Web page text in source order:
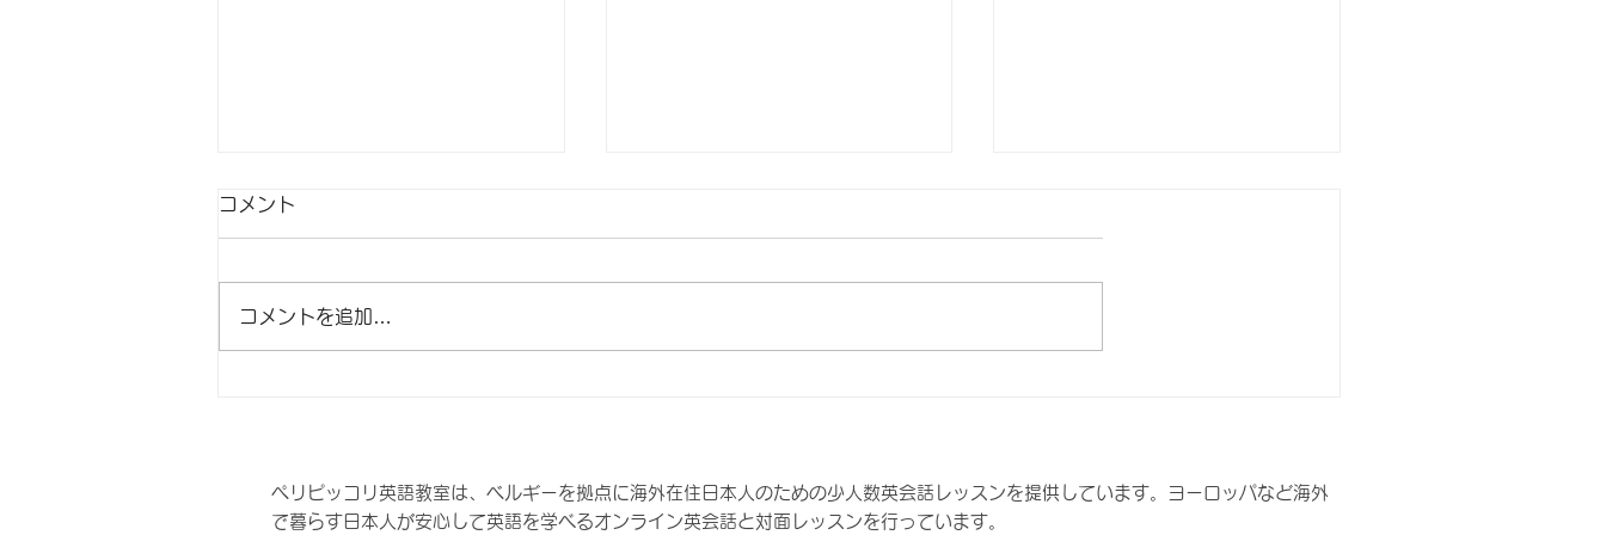
い、8つの大切なこと
コメント
コメントを追加…
ペリピッコリ英語教室は、ベルギーを拠点に海外在住日本人のための少人数英会話レッスンを提供しています。ヨーロッパなど海外
で暮らす日本人が安心して英語を学べるオンライン英会話と対面レッスンを行っています。